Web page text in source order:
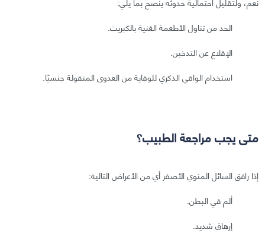
الحد من تناول الأطعمة الغنية بالكبريت.
الإقلاع عن التدخين.
استخدام الواقي الذكري للوقاية من العدوى المنقولة جنسيًا.
متى يجب مراجعة الطبيب؟
إذا رافق السائل المنوي الأصفر أي من الأعراض التالية:
ألم في البطن.
إرهاق شديد.